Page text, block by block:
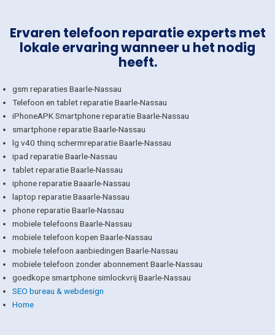
Ervaren telefoon reparatie experts met
lokale ervaring wanneer u het nodig
heeft.
gsm reparaties Baarle-Nassau
Telefoon en tablet reparatie Baarle-Nassau
iPhoneAPK Smartphone reparatie Baarle-Nassau
smartphone reparatie Baarle-Nassau
lg v40 thinq schermreparatie Baarle-Nassau
ipad reparatie Baarle-Nassau
tablet reparatie Baarle-Nassau
iphone reparatie Baaarle-Nassau
laptop reparatie Baaarle-Nassau
phone reparatie Baarle-Nassau
mobiele telefoons Baarle-Nassau
mobiele telefoon kopen Baarle-Nassau
mobiele telefoon aanbiedingen Baarle-Nassau
mobiele telefoon zonder abonnement Baarle-Nassau
goedkope smartphone simlockvrij Baarle-Nassau
SEO bureau & webdesign
Home